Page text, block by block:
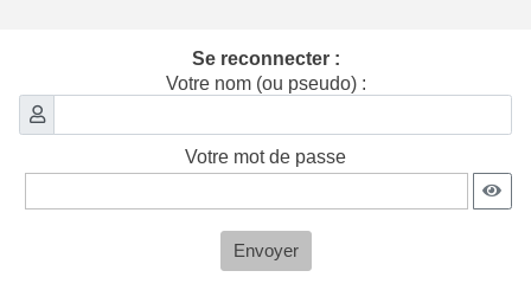
Se reconnecter :
Votre nom (ou pseudo) :
Votre mot de passe
Envoyer